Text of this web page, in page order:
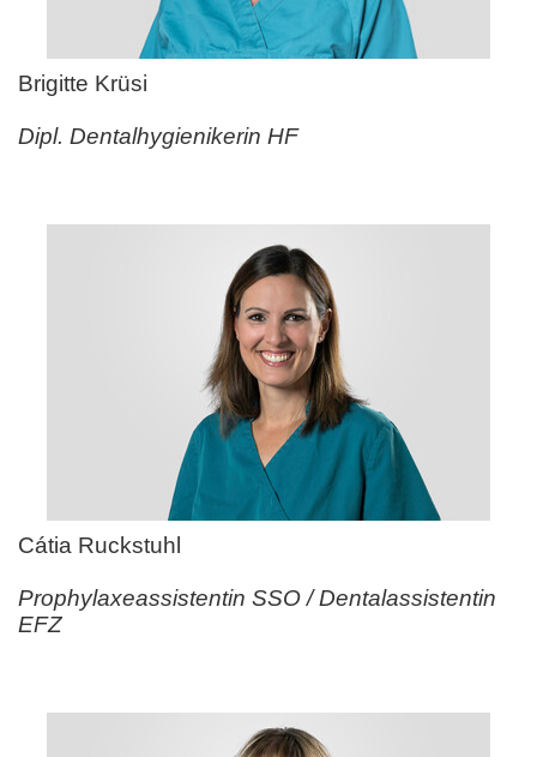
Brigitte Krüsi
Dipl. Dentalhygienikerin HF
Cátia Ruckstuhl
Prophylaxeassistentin SSO / Dentalassistentin
EFZ